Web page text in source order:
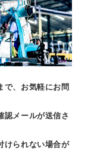
で、お気軽にお問
認メールが送信さ
けられない場合が